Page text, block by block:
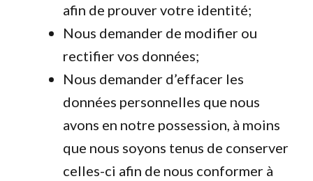
afin de prouver votre identité;
Nous demander de modifier ou
rectifier vos données;
Nous demander d’effacer les
données personnelles que nous
avons en notre possession, à moins
que nous soyons tenus de conserver
celles-ci afin de nous conformer à